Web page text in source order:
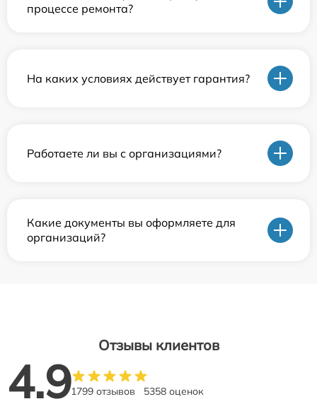
процессе ремонта?
На каких условиях действует гарантия?
Работаете ли вы с организациями?
Какие документы вы оформляете для
организаций?
Отзывы клиентов
4.91799 отзывов 5358 оценок